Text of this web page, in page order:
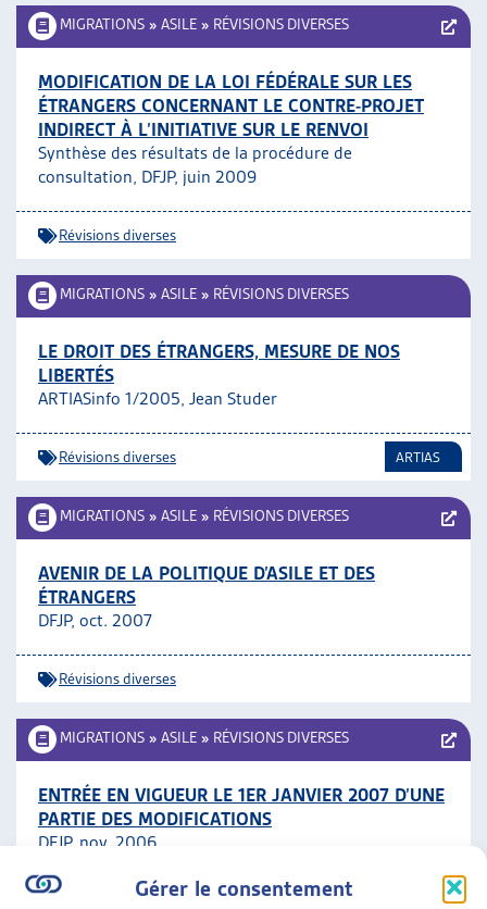
Gérer le consentement
MIGRATIONS » ASILE » RÉVISIONS DIVERSES
MODIFICATION DE LA LOI FÉDÉRALE SUR LES
ÉTRANGERS CONCERNANT LE CONTRE-PROJET
INDIRECT À L’INITIATIVE SUR LE RENVOI
Synthèse des résultats de la procédure de
consultation, DFJP, juin 2009
Révisions diverses
MIGRATIONS » ASILE » RÉVISIONS DIVERSES
LE DROIT DES ÉTRANGERS, MESURE DE NOS
LIBERTÉS
ARTIASinfo 1/2005, Jean Studer
Révisions diverses ARTIAS
MIGRATIONS » ASILE » RÉVISIONS DIVERSES
AVENIR DE LA POLITIQUE D’ASILE ET DES
ÉTRANGERS
DFJP, oct. 2007
Révisions diverses
MIGRATIONS » ASILE » RÉVISIONS DIVERSES
ENTRÉE EN VIGUEUR LE 1ER JANVIER 2007 D’UNE
PARTIE DES MODIFICATIONS
DFJP, nov. 2006
Révisions diverses